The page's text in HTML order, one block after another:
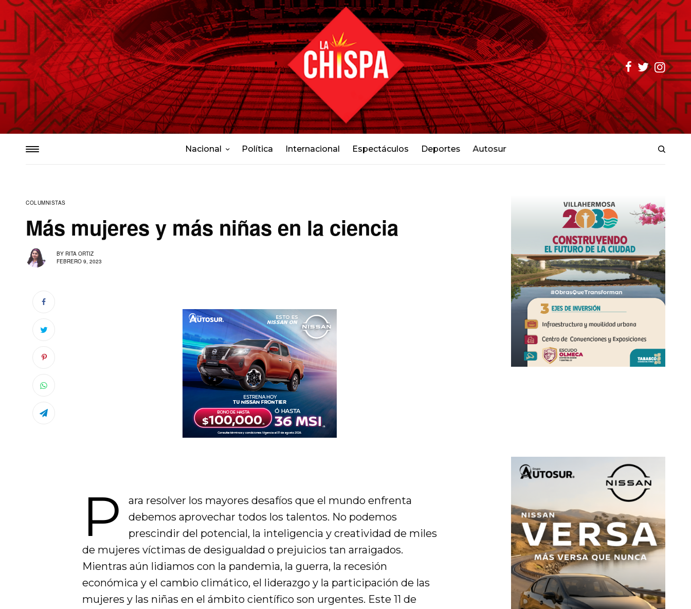
Nacional Política Internacional Espectáculos Deportes Autosur
COLUMNISTAS
Más mujeres y más niñas en la ciencia
BY RITA ORTIZ
FEBRERO 9, 2023
P
ara resolver los mayores desafíos que el mundo enfrenta
debemos aprovechar todos los talentos. No podemos
prescindir del potencial, la inteligencia y creatividad de miles
de mujeres víctimas de desigualdad o prejuicios tan arraigados.
Mientras aún lidiamos con la pandemia, la guerra, la recesión
económica y el cambio climático, el liderazgo y la participación de las
mujeres y las niñas en el ámbito científico son urgentes. Este 11 de